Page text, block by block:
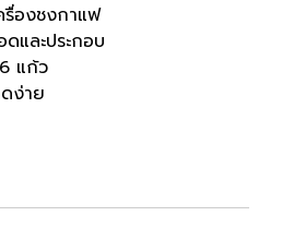
องชงกาแฟ
และประกอบ
แก้ว
ง่าย